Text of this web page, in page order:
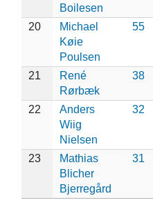
Boilesen
20
Michael
Køie
Poulsen
55
21
René
Rørbæk
38
22
Anders
Wiig
Nielsen
32
23
Mathias
Blicher
Bjerregård
31